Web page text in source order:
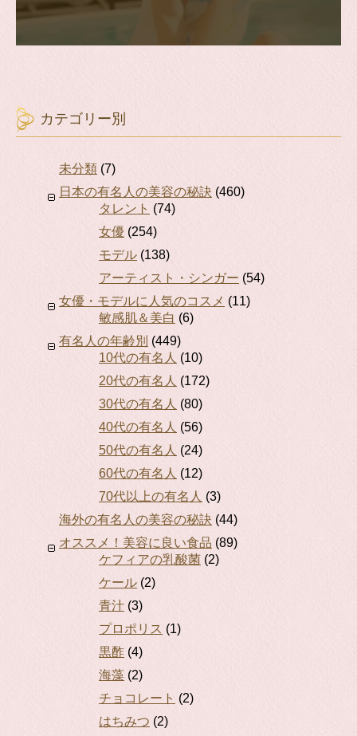
カテゴリー別
未分類 (7)
日本の有名人の美容の秘訣 (460)
タレント (74)
女優 (254)
モデル (138)
アーティスト・シンガー (54)
女優・モデルに人気のコスメ (11)
敏感肌＆美白 (6)
有名人の年齢別 (449)
10代の有名人 (10)
20代の有名人 (172)
30代の有名人 (80)
40代の有名人 (56)
50代の有名人 (24)
60代の有名人 (12)
70代以上の有名人 (3)
海外の有名人の美容の秘訣 (44)
オススメ！美容に良い食品 (89)
ケフィアの乳酸菌 (2)
ケール (2)
青汁 (3)
プロポリス (1)
黒酢 (4)
海藻 (2)
チョコレート (2)
はちみつ (2)